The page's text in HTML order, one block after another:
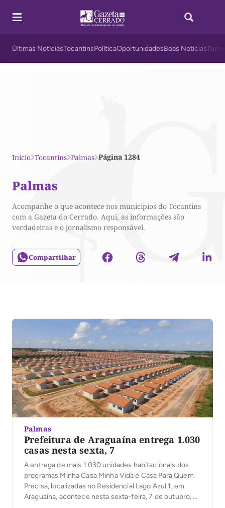
Últimas NotíciasTocantinsPolíticaOportunidadesBoas Notícias
Início Tocantins Palmas Página 1284
Palmas
Compartilhar
Acompanhe o que acontece nos municípios do Tocantins
com a Gazeta do Cerrado. Aqui, as informações são
verdadeiras e o jornalismo responsável.
Palmas
Prefeitura de Araguaína entrega 1.030
casas nesta sexta, 7
A entrega de mais 1.030 unidades habitacionais dos
programas Minha Casa Minha Vida e Casa Para Quem
Precisa, localizadas no Residencial Lago Azul 1, em
Araguaína, acontece nesta sexta-feira, 7 de outubro, a